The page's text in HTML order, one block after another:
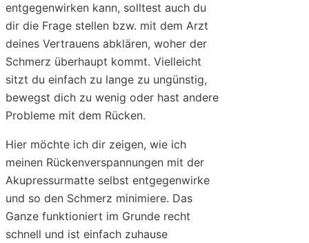
entgegenwirken kann, solltest auch du
dir die Frage stellen bzw. mit dem Arzt
deines Vertrauens abklären, woher der
Schmerz überhaupt kommt. Vielleicht
sitzt du einfach zu lange zu ungünstig,
bewegst dich zu wenig oder hast andere
Probleme mit dem Rücken.
Hier möchte ich dir zeigen, wie ich
meinen Rückenverspannungen mit der
Akupressurmatte selbst entgegenwirke
und so den Schmerz minimiere. Das
Ganze funktioniert im Grunde recht
schnell und ist einfach zuhause